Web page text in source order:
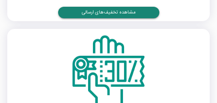
مشاهده تخفیف‌های ارسالی